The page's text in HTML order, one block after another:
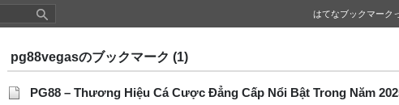
はてなブックマーク
pg88vegasのブックマーク (1)
PG88 – Thương Hiệu Cá Cược Đẳng Cấp Nổi Bật Trong Năm